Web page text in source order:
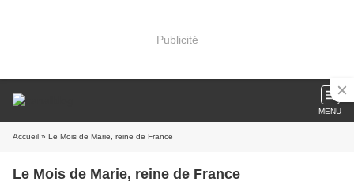
Publicité
MENU
Accueil » Le Mois de Marie, reine de France
Le Mois de Marie, reine de France